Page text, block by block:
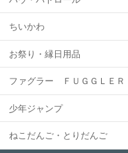
ちいかわ
お祭り・縁日用品
ファグラー ＦＵＧＧＬＥＲ
少年ジャンプ
ねこだんご・とりだんご